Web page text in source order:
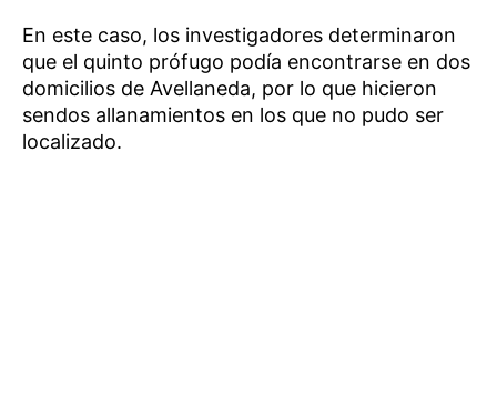
En este caso, los investigadores determinaron
que el quinto prófugo podía encontrarse en dos
domicilios de Avellaneda, por lo que hicieron
sendos allanamientos en los que no pudo ser
localizado.